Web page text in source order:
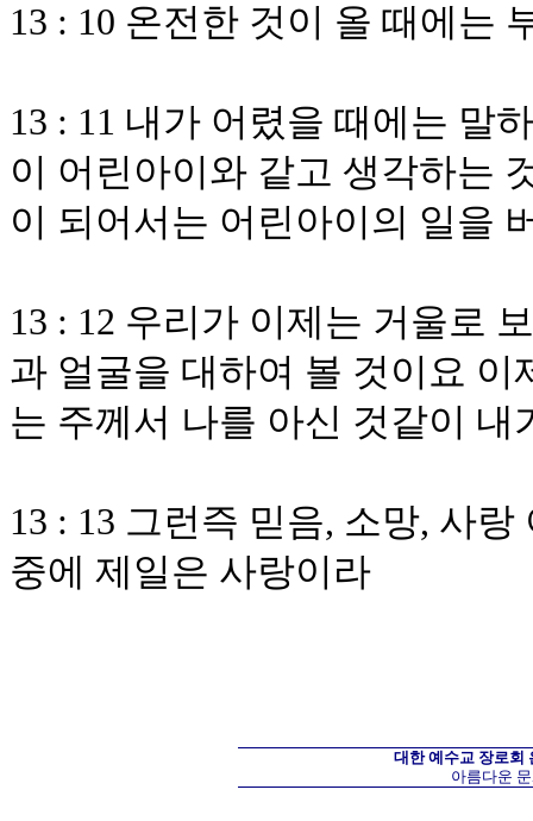
13 : 10 온전한 것이 올 때에는
13 : 11 내가 어렸을 때에는 말
이 어린아이와 같고 생각하는
이 되어서는 어린아이의 일을
13 : 12 우리가 이제는 거울로
과 얼굴을 대하여 볼 것이요
는 주께서 나를 아신 것같이 내
13 : 13 그런즉 믿음, 소망, 사
중에 제일은 사랑이라
대한 예수교 장로회
아름다운